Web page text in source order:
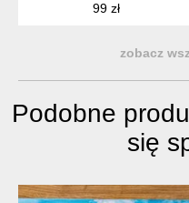
99 zł
zobacz
Podobne
się